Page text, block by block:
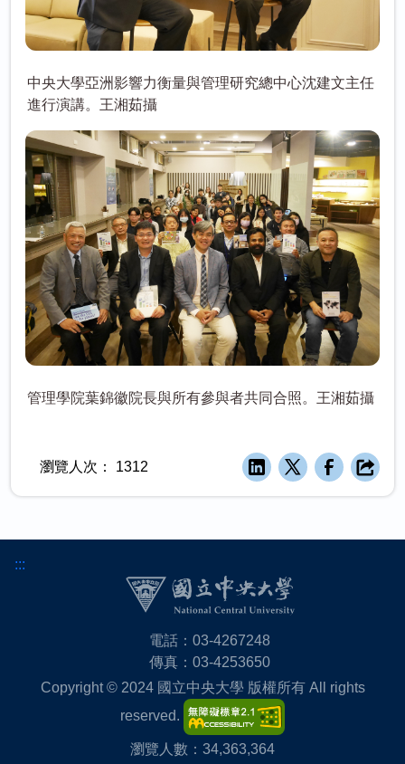
中央大學亞洲影響力衡量與管理研究總中心沈建文主任
進行演講。王湘茹攝
管理學院葉錦徽院長與所有參與者共同合照。王湘茹攝
瀏覽人次： 1312
:::
電話：03-4267248
傳真：03-4253650
Copyright © 2024 國立中央大學 版權所有 All rights
reserved.
瀏覽人數：34,363,364